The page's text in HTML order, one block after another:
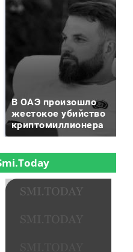
В ОАЭ произошло
жестокое убийство
криптомиллионера